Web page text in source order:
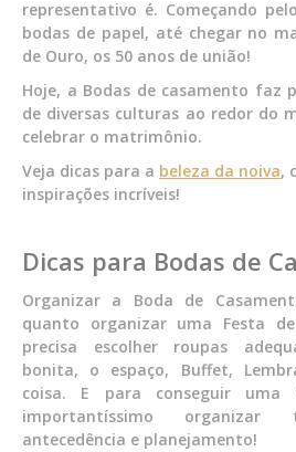
representativo é. Começando
bodas de papel, até chegar no
de Ouro, os 50 anos de união!
Hoje, a Bodas de casamento faz
de diversas culturas ao redor do
celebrar o matrimônio.
Veja dicas para a beleza da noiva,
inspirações incríveis!
Dicas para Bodas de
Organizar a Boda de
quanto organizar uma Festa
precisa escolher roupas
bonita, o espaço, Buffet,
coisa. E para conseguir uma
importantíssimo
antecedência e planejamento!